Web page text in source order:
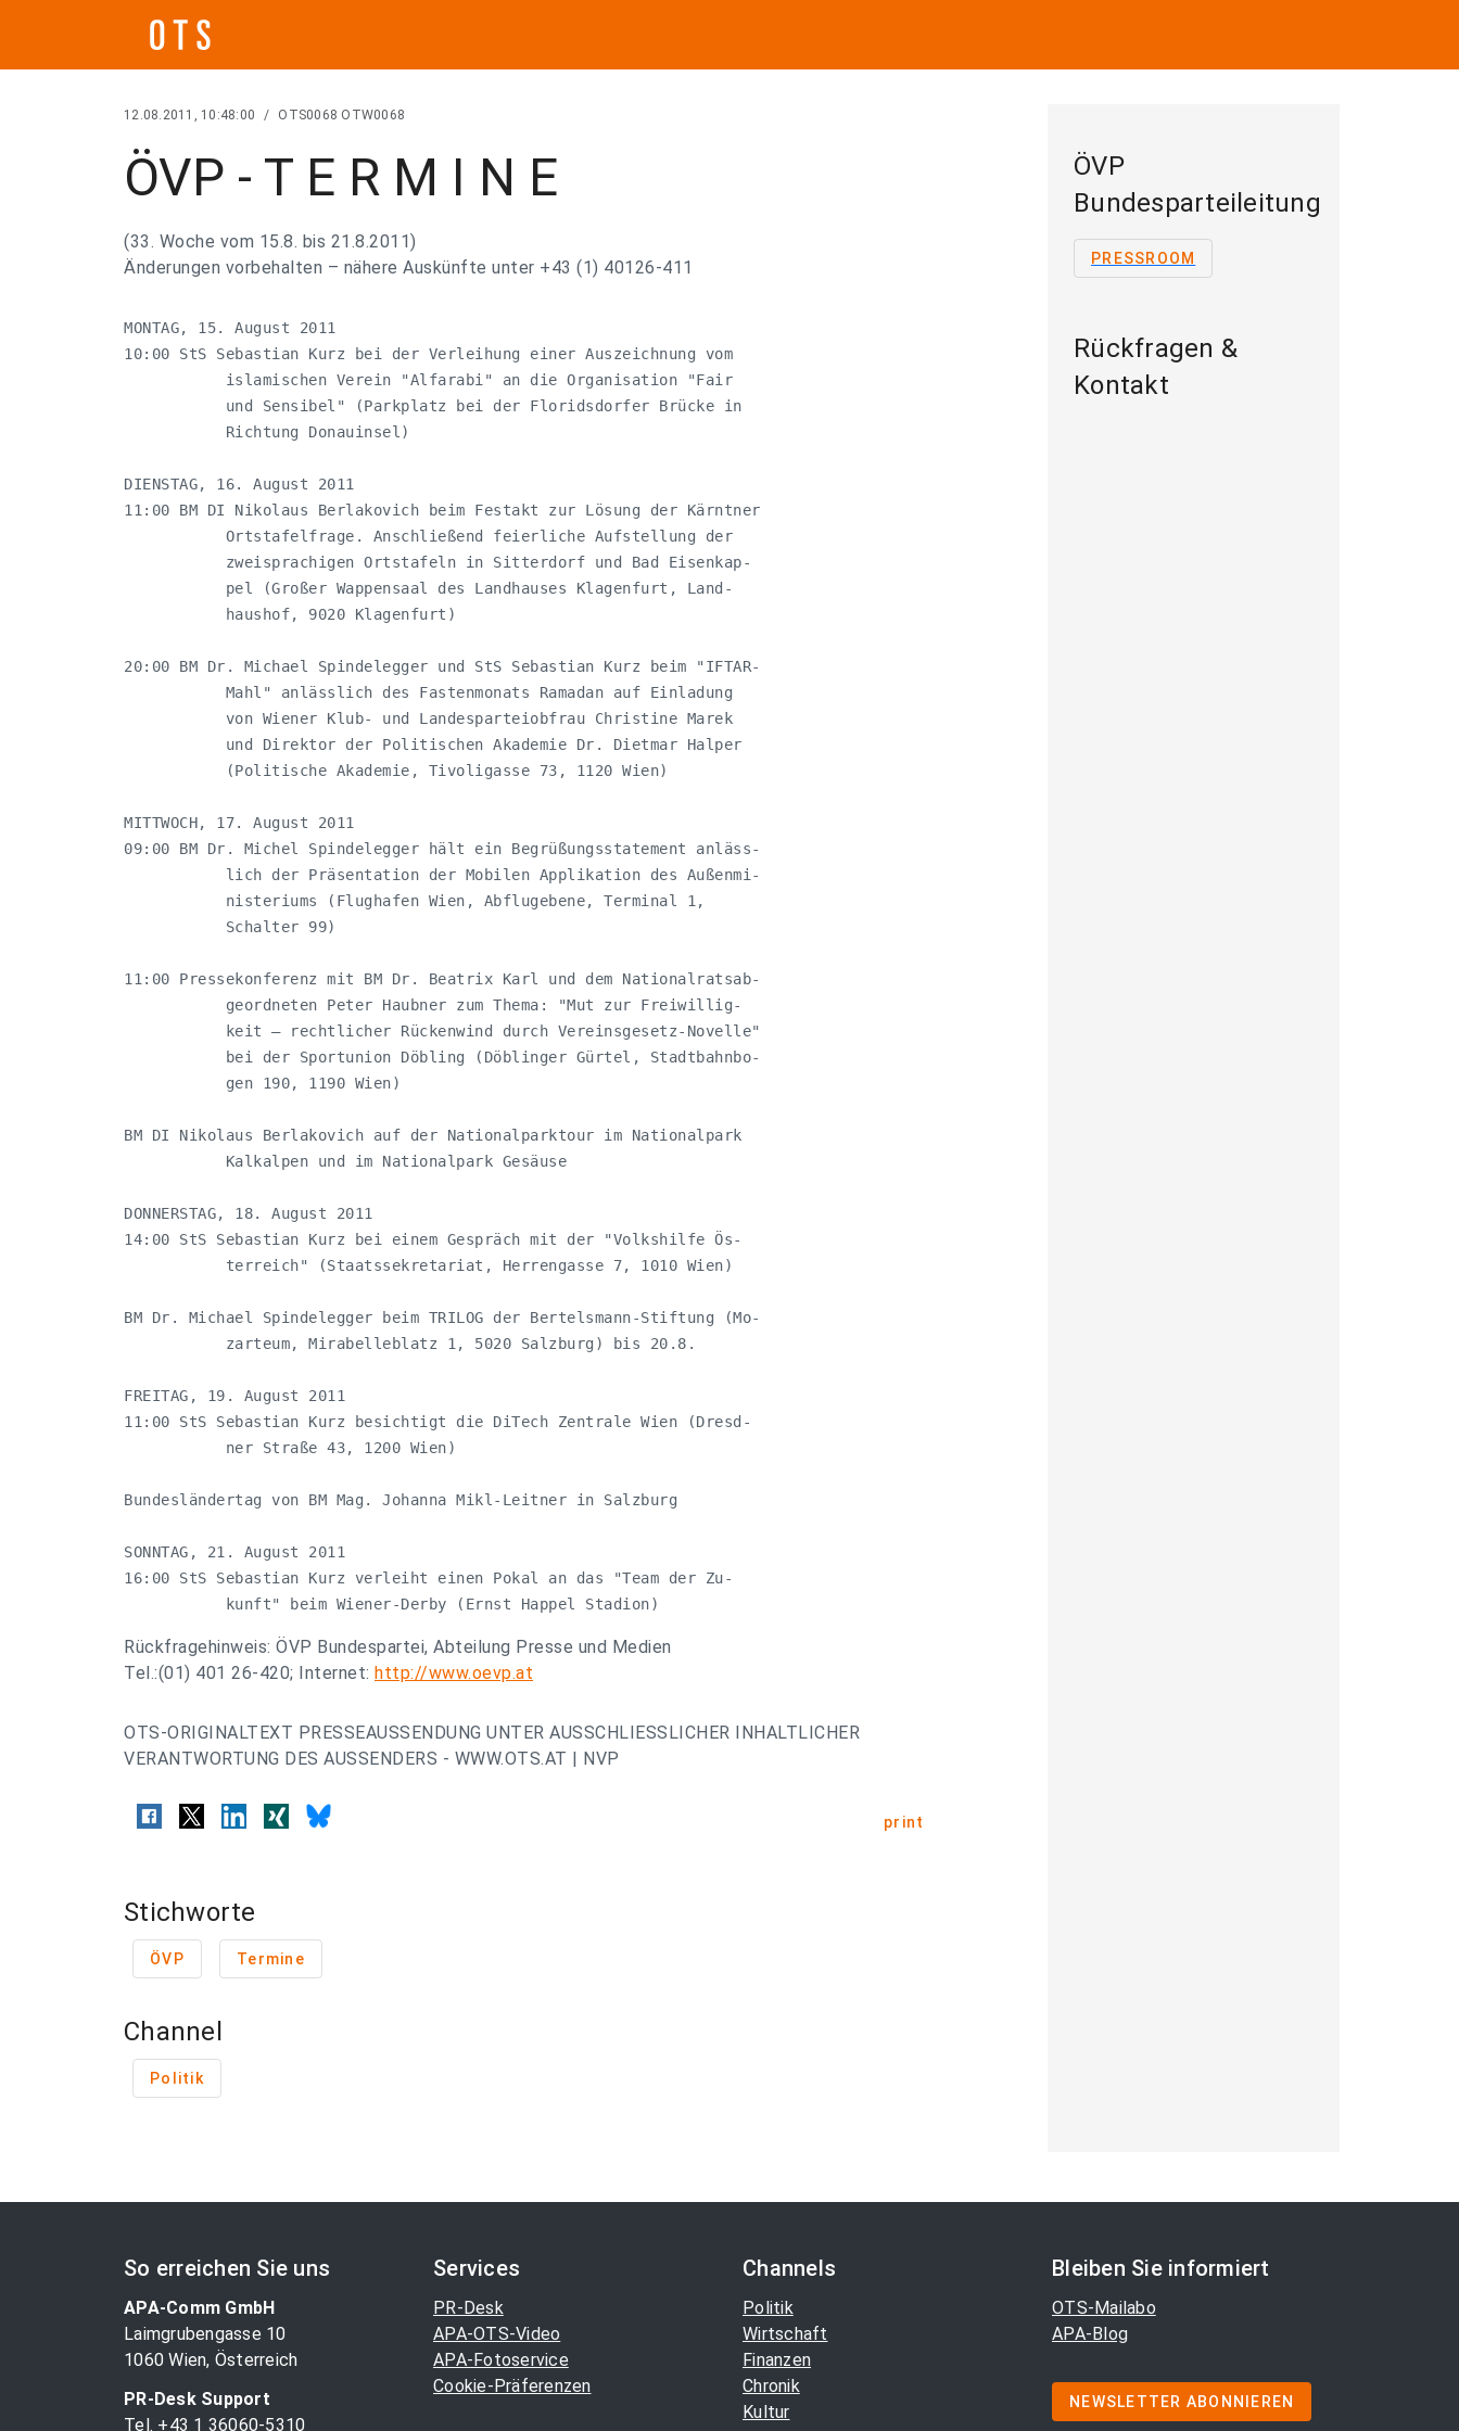
12.08.2011, 10:48:00 / OTS0068 OTW0068
ÖVP - T E R M I N E
(33. Woche vom 15.8. bis 21.8.2011)
Änderungen vorbehalten – nähere Auskünfte unter +43 (1) 40126-411
MONTAG, 15. August 2011
10:00 StS Sebastian Kurz bei der Verleihung einer Auszeichnung vom
           islamischen Verein "Alfarabi" an die Organisation "Fair
           und Sensibel" (Parkplatz bei der Floridsdorfer Brücke in
           Richtung Donauinsel)
DIENSTAG, 16. August 2011
11:00 BM DI Nikolaus Berlakovich beim Festakt zur Lösung der Kärntner
           Ortstafelfrage. Anschließend feierliche Aufstellung der
           zweisprachigen Ortstafeln in Sitterdorf und Bad Eisenkap-
           pel (Großer Wappensaal des Landhauses Klagenfurt, Land-
           haushof, 9020 Klagenfurt)
20:00 BM Dr. Michael Spindelegger und StS Sebastian Kurz beim "IFTAR-
           Mahl" anlässlich des Fastenmonats Ramadan auf Einladung
           von Wiener Klub- und Landesparteiobfrau Christine Marek
           und Direktor der Politischen Akademie Dr. Dietmar Halper
           (Politische Akademie, Tivoligasse 73, 1120 Wien)
MITTWOCH, 17. August 2011
09:00 BM Dr. Michel Spindelegger hält ein Begrüßungsstatement anläss-
           lich der Präsentation der Mobilen Applikation des Außenmi-
           nisteriums (Flughafen Wien, Abflugebene, Terminal 1,
           Schalter 99)
11:00 Pressekonferenz mit BM Dr. Beatrix Karl und dem Nationalratsab-
           geordneten Peter Haubner zum Thema: "Mut zur Freiwillig-
           keit – rechtlicher Rückenwind durch Vereinsgesetz-Novelle"
           bei der Sportunion Döbling (Döblinger Gürtel, Stadtbahnbo-
           gen 190, 1190 Wien)
BM DI Nikolaus Berlakovich auf der Nationalparktour im Nationalpark
           Kalkalpen und im Nationalpark Gesäuse
DONNERSTAG, 18. August 2011
14:00 StS Sebastian Kurz bei einem Gespräch mit der "Volkshilfe Ös-
           terreich" (Staatssekretariat, Herrengasse 7, 1010 Wien)
BM Dr. Michael Spindelegger beim TRILOG der Bertelsmann-Stiftung (Mo-
           zarteum, Mirabelleblatz 1, 5020 Salzburg) bis 20.8.
FREITAG, 19. August 2011
11:00 StS Sebastian Kurz besichtigt die DiTech Zentrale Wien (Dresd-
           ner Straße 43, 1200 Wien)
Bundesländertag von BM Mag. Johanna Mikl-Leitner in Salzburg
SONNTAG, 21. August 2011
16:00 StS Sebastian Kurz verleiht einen Pokal an das "Team der Zu-
           kunft" beim Wiener-Derby (Ernst Happel Stadion)
Rückfragehinweis: ÖVP Bundespartei, Abteilung Presse und Medien
Tel.:(01) 401 26-420; Internet: http://www.oevp.at
OTS-ORIGINALTEXT PRESSEAUSSENDUNG UNTER AUSSCHLIESSLICHER INHALTLICHER
VERANTWORTUNG DES AUSSENDERS - WWW.OTS.AT | NVP
print
Stichworte
ÖVP Termine
Channel
Politik
ÖVP
Bundesparteileitung
PRESSROOM
Rückfragen &
Kontakt
So erreichen Sie uns
APA-Comm GmbH
Laimgrubengasse 10
1060 Wien, Österreich
PR-Desk Support
Tel. +43 1 36060-5310
Services
PR-Desk
APA-OTS-Video
APA-Fotoservice
Cookie-Präferenzen
Channels
Politik
Wirtschaft
Finanzen
Chronik
Kultur
Bleiben Sie informiert
OTS-Mailabo
APA-Blog
NEWSLETTER ABONNIEREN